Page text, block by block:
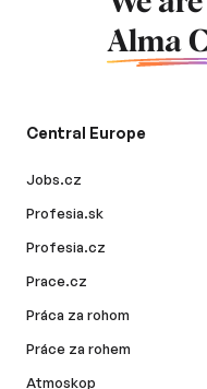
Alma
Central Europe
Jobs.cz
Profesia.sk
Profesia.cz
Prace.cz
Práca za rohom
Práce za rohem
Atmoskop